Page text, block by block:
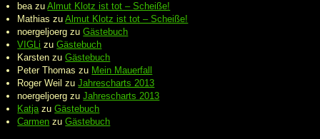
beazuAlmut Klotz ist tot – Scheiße!
Mathias zuAlmut Klotz ist tot – Scheiße!
noergeljoerg zuGästebuch
VIGLi zuGästebuch
Karsten zuGästebuch
Peter Thomas zu Mein Mauerfall
Roger Weil zuJahrescharts 2013
noergeljoerg zuJahrescharts 2013
KatjazuGästebuch
Carmen zuGästebuch